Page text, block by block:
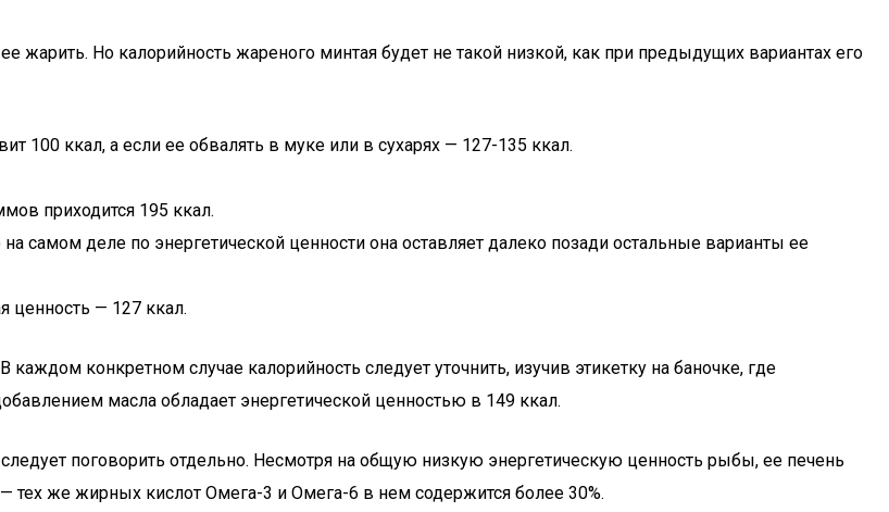
жарить. Но калорийность жареного минтая будет не такой низкой, как при предыдущих вариантах его
100 ккал, а если ее обвалять в муке или в сухарях — 127-135 ккал.
приходится 195 ккал.
самом деле по энергетической ценности она оставляет далеко позади остальные варианты ее
ценность — 127 ккал.
конкретном случае калорийность следует уточнить, изучив этикетку на баночке, где
масла обладает энергетической ценностью в 149 ккал.
поговорить отдельно. Несмотря на общую низкую энергетическую ценность рыбы, ее печень
тех же жирных кислот Омега-3 и Омега-6 в нем содержится более 30%.